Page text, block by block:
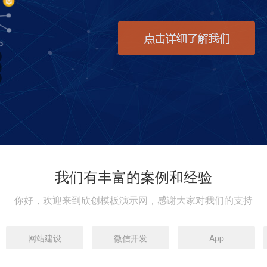
我们有丰富的案例和经验
你好，欢迎来到欣创模板演示网，感谢大家对我们的支持
网站建设 微信开发 App